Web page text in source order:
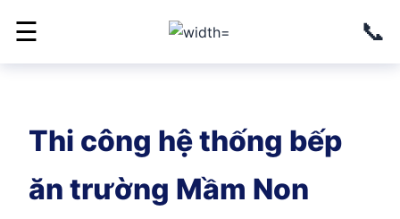
☰ 📞
Thi công hệ thống bếp
ăn trường Mầm Non